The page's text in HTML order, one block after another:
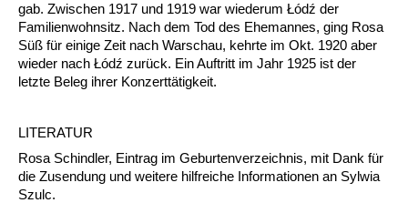
gab. Zwischen 1917 und 1919 war wiederum Łódź der
Familienwohnsitz. Nach dem Tod des Ehemannes, ging Rosa
Süß für einige Zeit nach Warschau, kehrte im Okt. 1920 aber
wieder nach Łódź zurück. Ein Auftritt im Jahr 1925 ist der
letzte Beleg ihrer Konzerttätigkeit.
LITERATUR
Rosa Schindler, Eintrag im Geburtenverzeichnis, mit Dank für
die Zusendung und weitere hilfreiche Informationen an Sylwia
Szulc.